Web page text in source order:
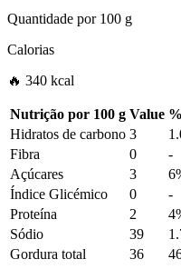
Quantidade por100 g
Calorias
🔥 340 kcal
Nutrição por 100 g Value %
Hidratos de carbono 3
Fibra
0
-
Açúcares
3
Índice Glicémico
0
-
Proteína
2
Sódio
39
Gordura total
36